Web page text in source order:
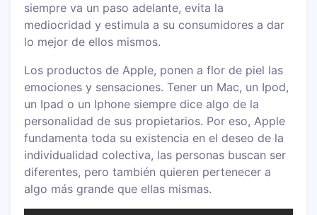
siempre va un paso adelante, evita la
mediocridad y estimula a su consumidores a dar
lo mejor de ellos mismos.
Los productos de Apple, ponen a flor de piel las
emociones y sensaciones. Tener un Mac, un Ipod,
un Ipad o un Iphone siempre dice algo de la
personalidad de sus propietarios. Por eso, Apple
fundamenta toda su existencia en el deseo de la
individualidad colectiva, las personas buscan ser
diferentes, pero también quieren pertenecer a
algo más grande que ellas mismas.